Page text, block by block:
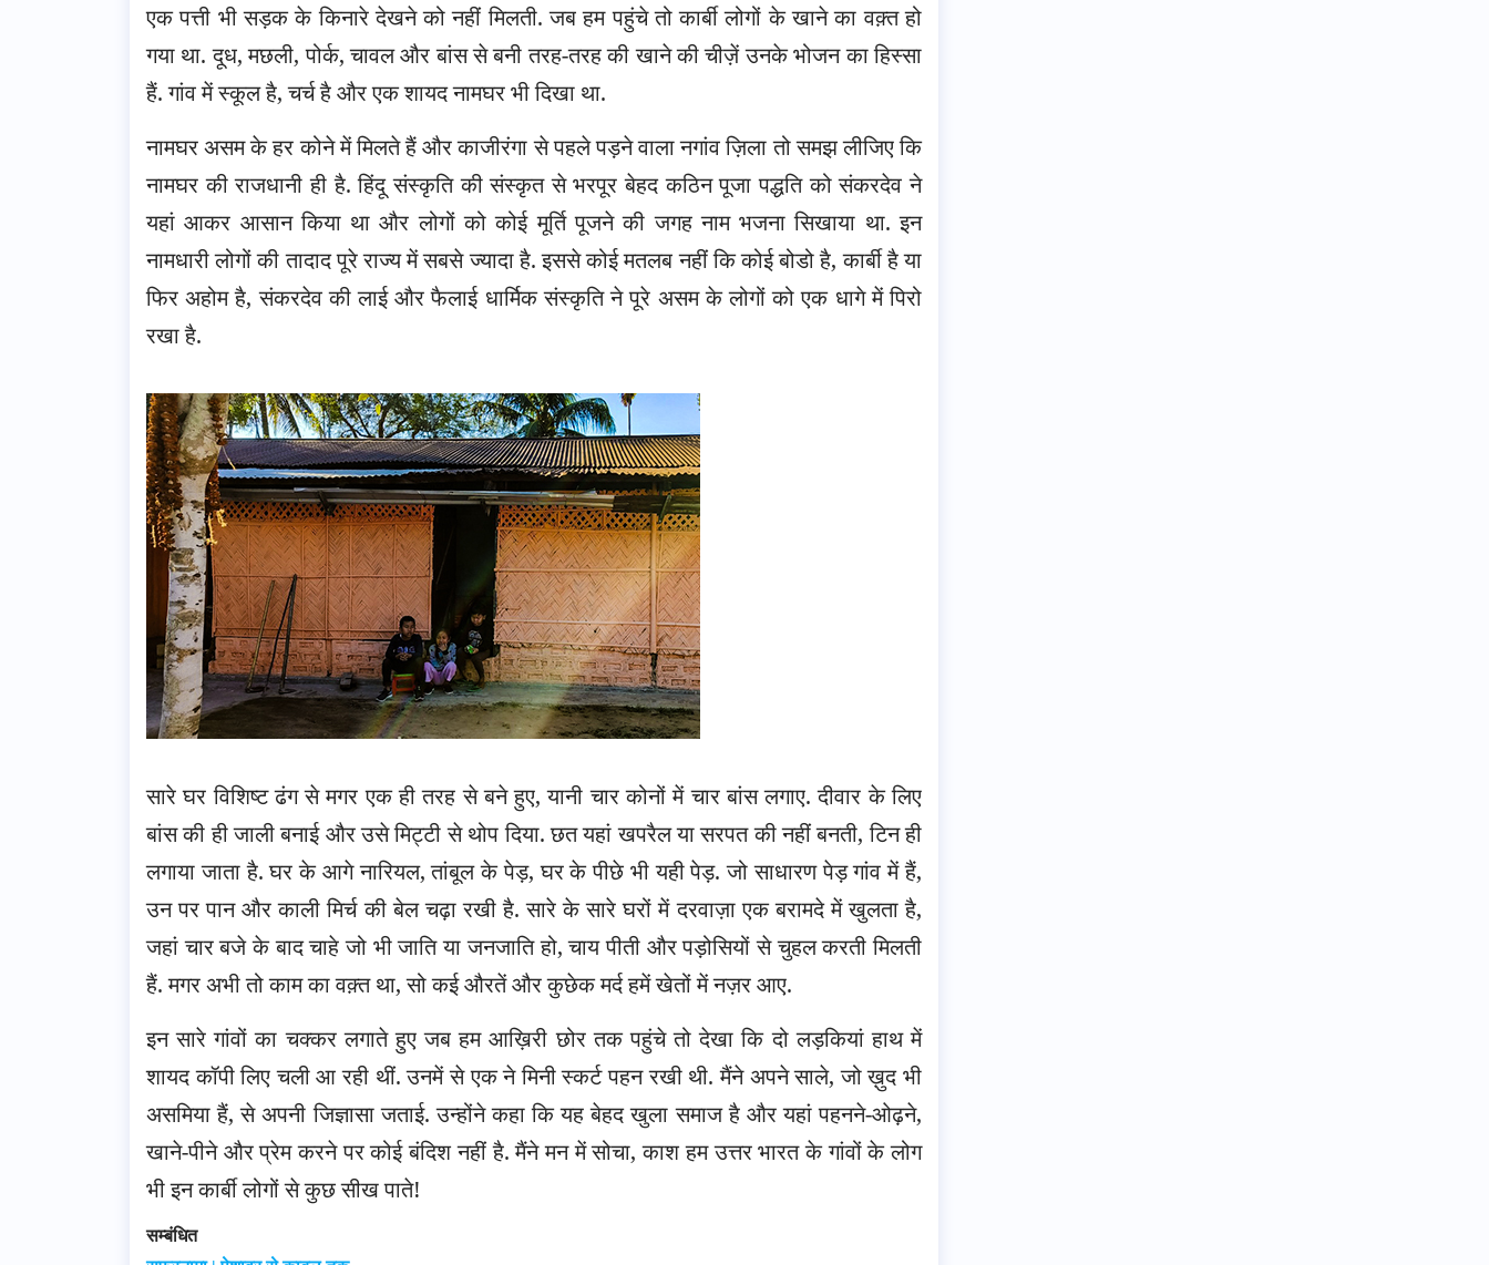
एक पत्ती भी सड़क के किनारे देखने को नहीं मिलती. जब हम पहुंचे तो कार्बी लोगों के खाने का वक़्त हो
गया था. दूध, मछली, पोर्क, चावल और बांस से बनी तरह-तरह की खाने की चीज़ें उनके भोजन का हिस्सा
हैं. गांव में स्कूल है, चर्च है और एक शायद नामघर भी दिखा था.
नामघर असम के हर कोने में मिलते हैं और काजीरंगा से पहले पड़ने वाला नगांव ज़िला तो समझ लीजिए कि
नामघर की राजधानी ही है. हिंदू संस्कृति की संस्कृत से भरपूर बेहद कठिन पूजा पद्धति को संकरदेव ने
यहां आकर आसान किया था और लोगों को कोई मूर्ति पूजने की जगह नाम भजना सिखाया था. इन
नामधारी लोगों की तादाद पूरे राज्य में सबसे ज्यादा है. इससे कोई मतलब नहीं कि कोई बोडो है, कार्बी है या
फिर अहोम है, संकरदेव की लाई और फैलाई धार्मिक संस्कृति ने पूरे असम के लोगों को एक धागे में पिरो
रखा है.
सारे घर विशिष्ट ढंग से मगर एक ही तरह से बने हुए, यानी चार कोनों में चार बांस लगाए. दीवार के लिए
बांस की ही जाली बनाई और उसे मिट्टी से थोप दिया. छत यहां खपरैल या सरपत की नहीं बनती, टिन ही
लगाया जाता है. घर के आगे नारियल, तांबूल के पेड़, घर के पीछे भी यही पेड़. जो साधारण पेड़ गांव में हैं,
उन पर पान और काली मिर्च की बेल चढ़ा रखी है. सारे के सारे घरों में दरवाज़ा एक बरामदे में खुलता है,
जहां चार बजे के बाद चाहे जो भी जाति या जनजाति हो, चाय पीती और पड़ोसियों से चुहल करती मिलती
हैं. मगर अभी तो काम का वक़्त था, सो कई औरतें और कुछेक मर्द हमें खेतों में नज़र आए.
इन सारे गांवों का चक्कर लगाते हुए जब हम आख़िरी छोर तक पहुंचे तो देखा कि दो लड़कियां हाथ में
शायद कॉपी लिए चली आ रही थीं. उनमें से एक ने मिनी स्कर्ट पहन रखी थी. मैंने अपने साले, जो ख़ुद भी
असमिया हैं, से अपनी जिज्ञासा जताई. उन्होंने कहा कि यह बेहद खुला समाज है और यहां पहनने-ओढ़ने,
खाने-पीने और प्रेम करने पर कोई बंदिश नहीं है. मैंने मन में सोचा, काश हम उत्तर भारत के गांवों के लोग
भी इन कार्बी लोगों से कुछ सीख पाते!
सम्बंधित